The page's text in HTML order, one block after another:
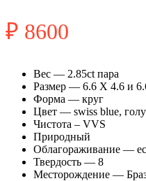
₽ 8600
Вес — 2.85ct пара
Размер — 6.6 X 4.6 и
Форма — круг
Цвет — swiss blue,
Чистота – VVS
Природный
Облагораживание —
Твердость — 8
Месторождение —